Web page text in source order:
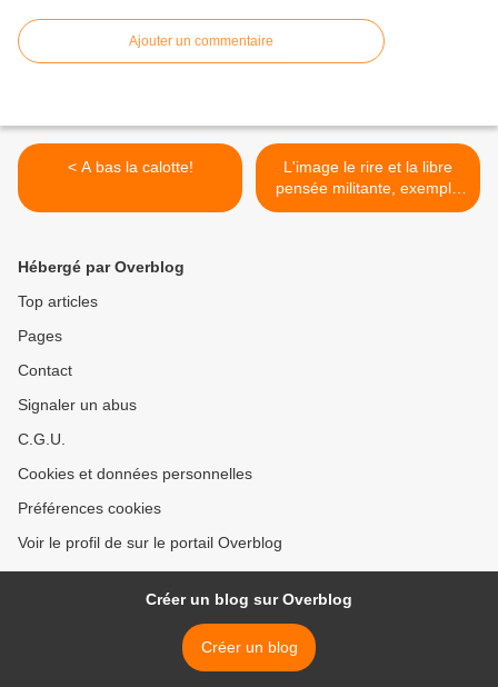
Ajouter un commentaire
< A bas la calotte!
L'image le rire et la libre
pensée militante, exemple
de la revue franco-belge
Hébergé par Overblog
Top articles
Pages
Contact
Signaler un abus
C.G.U.
Cookies et données personnelles
Préférences cookies
Voir le profil de sur le portail Overblog
Créer un blog sur Overblog
Créer un blog